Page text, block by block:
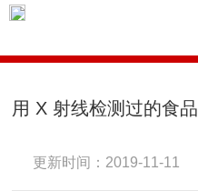
用 X 射线检测过的食
更新时间：2019-11-11